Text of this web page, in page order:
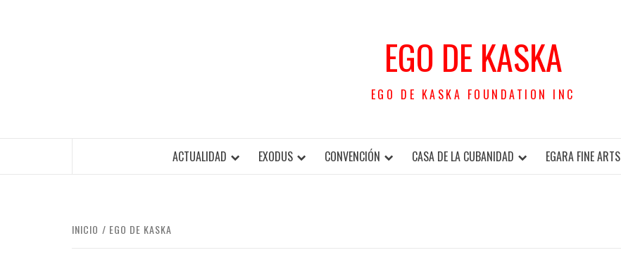
EGO DE KASKA
EGO DE KASKA FOUNDATION INC
ACTUALIDAD EXODUS CONVENCIÓN CASA DE LA CUBANIDAD EGARA FINE ARTS
INICIO EGO DE KASKA